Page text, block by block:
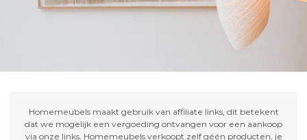
Homemeubels maakt gebruik van affiliate links, dit betekent
dat we mogelijk een vergoeding ontvangen voor een aankoop
via onze links. Homemeubels verkoopt zelf géén producten, je